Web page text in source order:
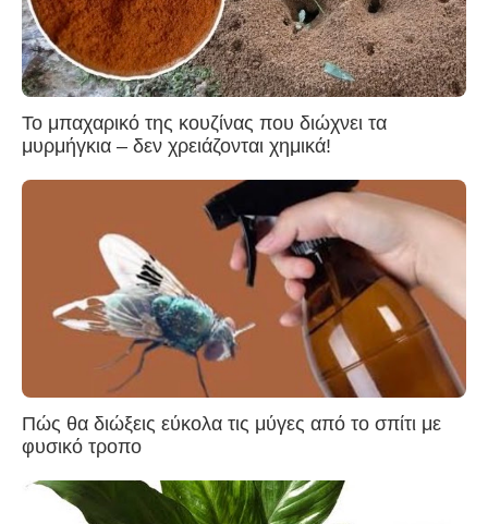
Το μπαχαρικό της κουζίνας που διώχνει τα
μυρμήγκια – δεν χρειάζονται χημικά!
Πώς θα διώξεις εύκολα τις μύγες από το σπίτι με
φυσικό τροπο